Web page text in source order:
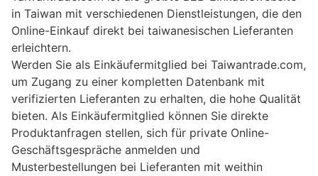
in Taiwan mit verschiedenen Dienstleistungen, die den
Online-Einkauf direkt bei taiwanesischen Lieferanten
erleichtern.
Werden Sie als Einkäufermitglied bei Taiwantrade.com,
um Zugang zu einer kompletten Datenbank mit
verifizierten Lieferanten zu erhalten, die hohe Qualität
bieten. Als Einkäufermitglied können Sie direkte
Produktanfragen stellen, sich für private Online-
Geschäftsgespräche anmelden und
Musterbestellungen bei Lieferanten mit weithin